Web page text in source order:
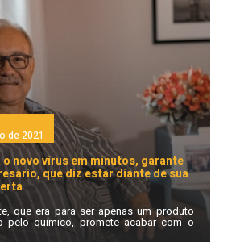
de 2021
novo vírus em minutos, garante
que diz estar diante de sua
que era para ser apenas um produto
pelo químico, promete acabar com o